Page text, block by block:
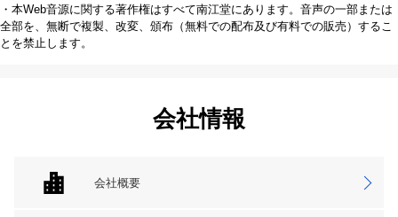
・本Web音源に関する著作権はすべて南江堂にあります。音声の一部または
全部を、無断で複製、改変、頒布（無料での配布及び有料での販売）するこ
とを禁止します。
会社情報
会社概要